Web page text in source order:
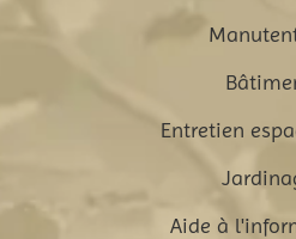
Entretien
Aide à